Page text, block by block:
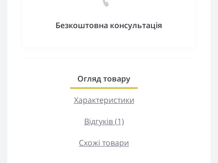
Безкоштовна консультація
Огляд товару
Характеристики
Відгуків (1)
Схожі товари